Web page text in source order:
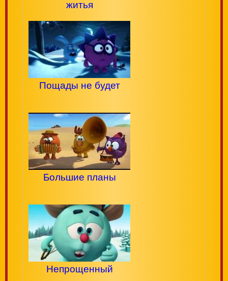
житья
Пощады не будет
Большие планы
Непрощенный